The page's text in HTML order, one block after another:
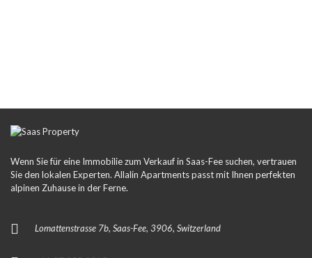
Wenn Sie für eine Immobilie zum Verkauf in Saas-Fee suchen, vertrauen
Sie den lokalen Experten. Allalin Apartments passt mit Ihnen perfekten
alpinen Zuhause in der Ferne.
Lomattenstrasse 7b, Saas-Fee, 3906, Switzerland